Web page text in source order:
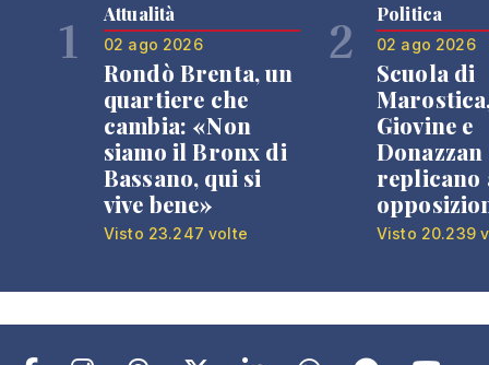
1 Attualità
02 ago 2026
Rondò Brenta, un
quartiere che
cambia: «Non
siamo il Bronx di
Bassano, qui si
vive bene»
Visto 23.247 volte
2 Politica
02 ago 2026
Scuola di
Giovine e
Donazzan
replicano
Visto 20.239